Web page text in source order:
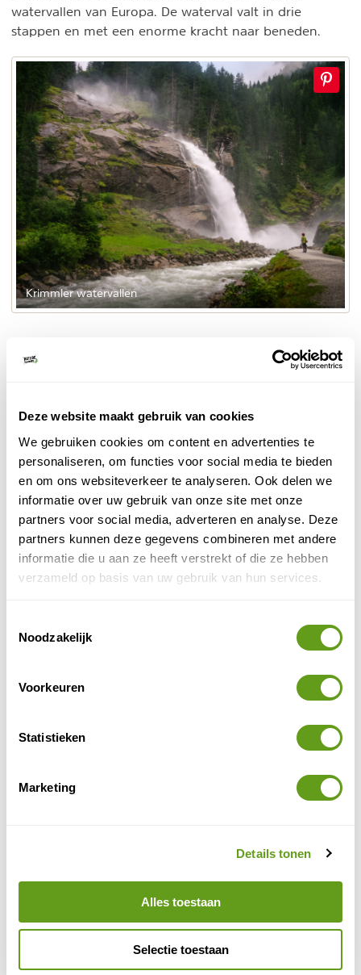
Deze website maakt gebruik van cookies
We gebruiken cookies om content en advertenties te
personaliseren, om functies voor social media te bieden
en om ons websiteverkeer te analyseren. Ook delen we
informatie over uw gebruik van onze site met onze
partners voor social media, adverteren en analyse. Deze
partners kunnen deze gegevens combineren met andere
informatie die u aan ze heeft verstrekt of die ze hebben
verzameld op basis van uw gebruik van hun services.
Noodzakelijk
Voorkeuren
Statistieken
Marketing
Details tonen
Alles toestaan
Selectie toestaan
watervallen van Europa. De waterval valt in drie
stappen en met een enorme kracht naar beneden.
Krimmler watervallen
In de regio Mittersill, Hollersbach en Stuhlfelden vind je
meer gedaan om het jou als wandelaar makkelijk en
op je wandelbestemming te komen en er zijn ook
begeleide wandelingen met een berggids te boeken.
BESTEL GRATIS BROCHURE MITTERSILL
7. Mölltaler Gletscher
wintersportseizoen hier lang; vanaf eind oktober t/m
mei, met veel sneeuwzekerheid. En zelfs in de zomer
© Janneke Roossien